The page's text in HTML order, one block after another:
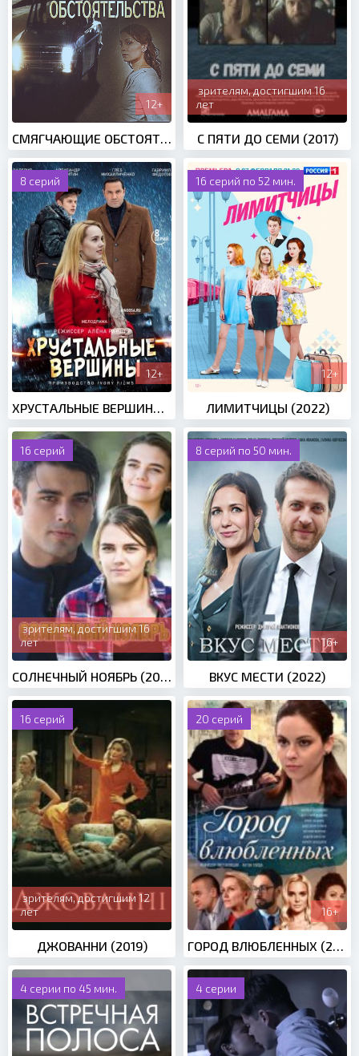
12+
СМЯГЧАЮЩИЕ ОБСТОЯТЕЛЬСТВА (2017)
зрителям, достигшим 16
лет
С ПЯТИ ДО СЕМИ (2017)
8 серий
12+
16 серий по 52 мин.
12+
ЛИМИТЧИЦЫ (2022)
16 серий
зрителям, достигшим 16
лет
СОЛНЕЧНЫЙ НОЯБРЬ (2019)
8 серий по 50 мин.
16+
ВКУС МЕСТИ (2022)
16 серий
зрителям, достигшим 12
лет
ДЖОВАННИ (2019)
20 серий
16+
4 серии по 45 мин. 4 серии